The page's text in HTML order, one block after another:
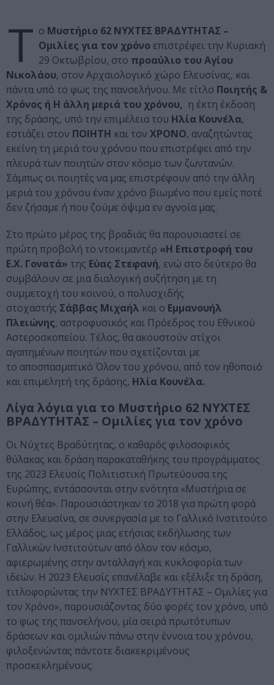
Τ ο Μυστήριο 62 ΝΥΧΤΕΣ ΒΡΑΔΥΤΗΤΑΣ –
Ομιλίες για τον χρόνο επιστρέφει την Κυριακή
29 Οκτωβρίου, στο προαύλιο του Αγίου
Νικολάου, στον Αρχαιολογικό χώρο Ελευσίνας, και
πάντα υπό το φως της πανσελήνου. Με τίτλο Ποιητής &
Χρόνος ή Η άλλη μεριά του χρόνου, η έκτη έκδοση
της δράσης, υπό την επιμέλεια του Ηλία Κουνέλα,
εστιάζει στον ΠΟΙΗΤΗ και τον ΧΡΟΝΟ, αναζητώντας
εκείνη τη μεριά του χρόνου που επιστρέφει από την
πλευρά των ποιητών στον κόσμο των ζωντανών.
Σάμπως οι ποιητές να μας επιστρέφουν από την άλλη
μεριά του χρόνου έναν χρόνο βιωμένο που εμείς ποτέ
δεν ζήσαμε ή που ζούμε όψιμα εν αγνοία μας.
Στο πρώτο μέρος της βραδιάς θα παρουσιαστεί σε
πρώτη προβολή το ντοκιμαντέρ «Η Επιστροφή του
Ε.Χ. Γονατά» της Εύας Στεφανή, ενώ στο δεύτερο θα
συμβάλουν σε μια διαλογική συζήτηση με τη
συμμετοχή του κοινού, ο πολυσχιδής
στοχαστής Σάββας Μιχαήλ και ο Εμμανουήλ
Πλειώνης, αστροφυσικός και Πρόεδρος του Εθνικού
Αστεροσκοπείου. Τέλος, θα ακουστούν στίχοι
αγαπημένων ποιητών που σχετίζονται με
το αποσπασματικό Όλον του χρόνου, από τον ηθοποιό
και επιμελητή της δράσης, Ηλία Κουνέλα.
Λίγα λόγια για το Μυστήριο 62 ΝΥΧΤΕΣ
ΒΡΑΔΥΤΗΤΑΣ – Ομιλίες για τον χρόνο
Οι Νύχτες Βραδύτητας, ο καθαρός φιλοσοφικός
θύλακας και δράση παρακαταθήκης του προγράμματος
της 2023 Ελευσίς Πολιτιστική Πρωτεύουσα της
Ευρώπης, εντάσσονται στην ενότητα «Μυστήρια σε
κοινή θέα». Παρουσιάστηκαν το 2018 για πρώτη φορά
στην Ελευσίνα, σε συνεργασία με το Γαλλικό Ινστιτούτο
Ελλάδος, ως μέρος μιας ετήσιας εκδήλωσης των
Γαλλικών Ινστιτούτων από όλον τον κόσμο,
αφιερωμένης στην ανταλλαγή και κυκλοφορία των
ιδεών. Η 2023 Ελευσίς επανέλαβε και εξέλιξε τη δράση,
τιτλοφορώντας την ΝΥΧΤΕΣ ΒΡΑΔΥΤΗΤΑΣ – Ομιλίες για
τον Χρόνο», παρουσιάζοντας δύο φορές τον χρόνο, υπό
το φως της πανσελήνου, μία σειρά πρωτότυπων
δράσεων και ομιλιών πάνω στην έννοια του χρόνου,
φιλοξενώντας πάντοτε διακεκριμένους
προσκεκλημένους.